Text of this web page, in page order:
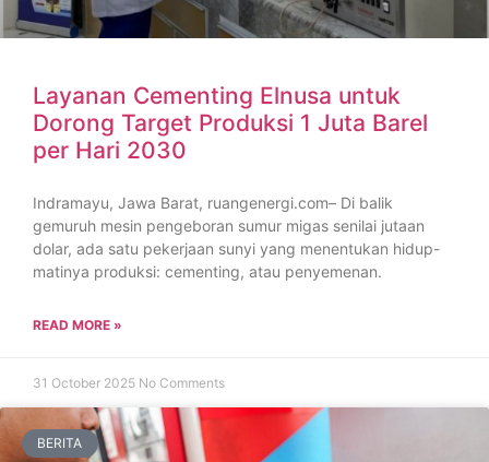
Layanan Cementing Elnusa untuk
Dorong Target Produksi 1 Juta Barel
per Hari 2030
Indramayu, Jawa Barat, ruangenergi.com– Di balik
gemuruh mesin pengeboran sumur migas senilai jutaan
dolar, ada satu pekerjaan sunyi yang menentukan hidup-
matinya produksi: cementing, atau penyemenan.
READ MORE »
31 October 2025 No Comments
BERITA